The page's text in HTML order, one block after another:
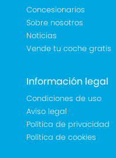
Concesionarios
Sobre nosotros
Noticias
Vende tu coche gratis
Información legal
Condiciones de uso
Aviso legal
Política de privacidad
Política de cookies